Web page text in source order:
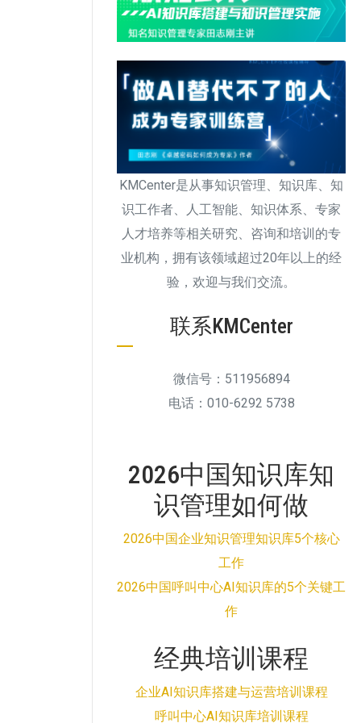
KMCenter是从事知识管理、知识库、知
识工作者、人工智能、知识体系、专家
人才培养等相关研究、咨询和培训的专
业机构，拥有该领域超过20年以上的经
验，欢迎与我们交流。
联系KMCenter
微信号：511956894
电话：010-6292 5738
2026中国知识库知
识管理如何做
2026中国企业知识管理知识库5个核心
工作
2026中国呼叫中心AI知识库的5个关键工
作
经典培训课程
企业AI知识库搭建与运营培训课程
呼叫中心AI知识库培训课程